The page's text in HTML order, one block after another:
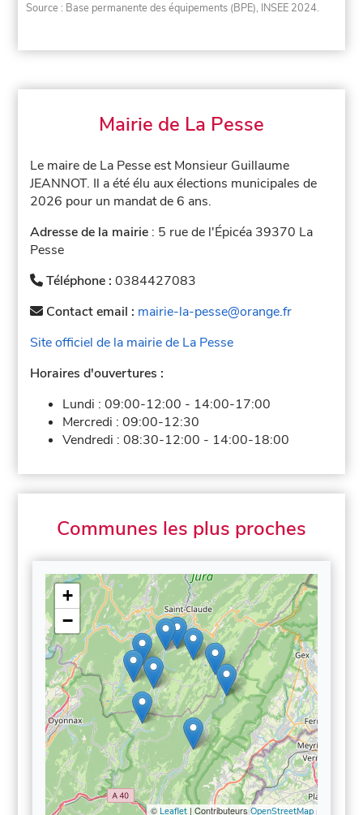
Source : Base permanente des équipements (BPE), INSEE 2024.
Mairie de La Pesse
Le maire de La Pesse est Monsieur Guillaume
JEANNOT. Il a été élu aux élections municipales de
2026 pour un mandat de 6 ans.
Adresse de la mairie : 5 rue de l'Épicéa 39370 La
Pesse
Téléphone :0384427083
Contact email : mairie-la-pesse@orange.fr
Site officiel de la mairie de La Pesse
Horaires d'ouvertures :
Lundi :09:00-12:00 - 14:00-17:00
Mercredi :09:00-12:30
Vendredi :08:30-12:00 - 14:00-18:00
Communes les plus proches
+
−
© Leaflet| Contributeurs OpenStreetMap